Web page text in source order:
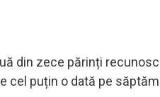
din zece părinți
cel puțin o dată pe